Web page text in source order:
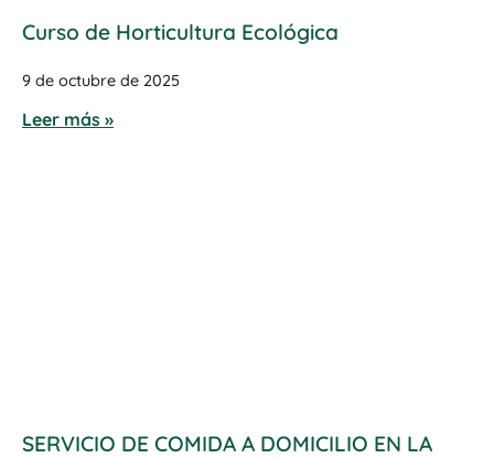
Curso de Horticultura Ecológica
9 de octubre de 2025
Leer más »
SERVICIO DE COMIDA A DOMICILIO EN LA